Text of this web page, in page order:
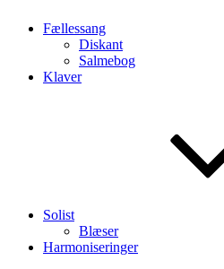
Fællessang
Diskant
Salmebog
Klaver
Solist
Blæser
Harmoniseringer